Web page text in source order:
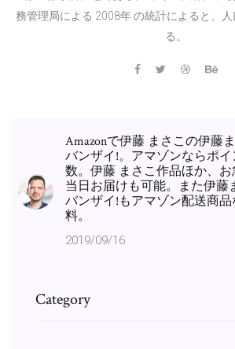
務管理局による 2008年 の統計によると、
る。
Amazonで伊藤 まさこの伊藤
バンザイ!。アマゾンならポ
数。伊藤 まさこ作品ほか、
当日お届けも可能。また伊藤
バンザイ!もアマゾン配送商
料。
2019/09/16
Category